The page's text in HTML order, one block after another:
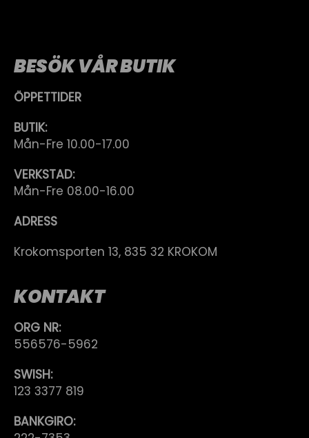
BESÖK VÅR BUTIK
ÖPPETTIDER
BUTIK:
Mån-Fre 10.00-17.00
VERKSTAD:
Mån-Fre 08.00-16.00
ADRESS
Krokomsporten 13, 835 32 KROKOM
KONTAKT
ORG NR:
556576-5962
SWISH:
123 3377 819
BANKGIRO: